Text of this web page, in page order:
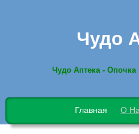
Чудо
Чудо Аптека -
Главная О